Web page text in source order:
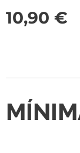
10,90 €